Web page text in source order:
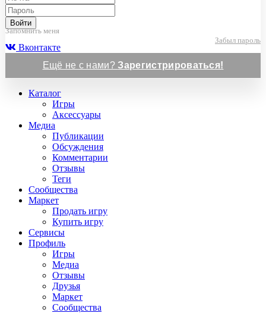
Войти
Запомнить меня
Забыл пароль
Вконтакте
Ещё не с нами?Зарегистрироваться!
Каталог
Игры
Аксессуары
Медиа
Публикации
Обсуждения
Комментарии
Отзывы
Теги
Сообщества
Маркет
Продать игру
Купить игру
Сервисы
Профиль
Игры
Медиа
Отзывы
Друзья
Маркет
Сообщества